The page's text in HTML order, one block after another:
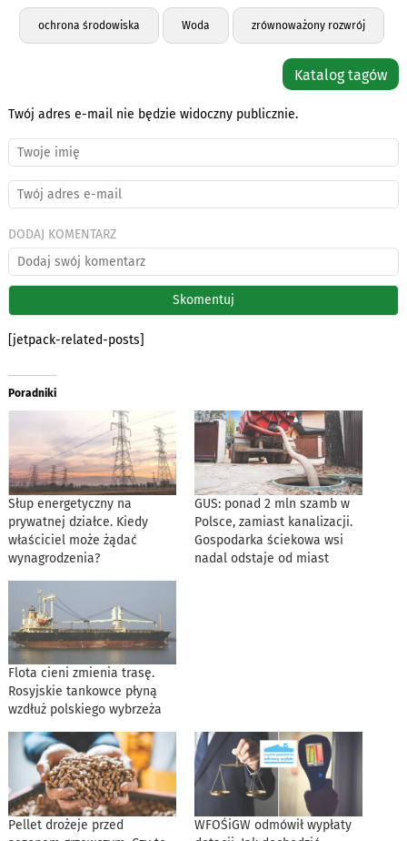
ochrona środowiska Woda zrównoważony rozwrój
Katalog tagów
Twój adres e-mail nie będzie widoczny publicznie.
DODAJ KOMENTARZ
[jetpack-related-posts]
Poradniki
Słup energetyczny na
prywatnej działce. Kiedy
właściciel może żądać
wynagrodzenia?
GUS: ponad 2 mln szamb w
Polsce, zamiast kanalizacji.
Gospodarka ściekowa wsi
nadal odstaje od miast
Flota cieni zmienia trasę.
Rosyjskie tankowce płyną
wzdłuż polskiego wybrzeża
Pellet drożeje przed
WFOŚiGW odmówił wypłaty